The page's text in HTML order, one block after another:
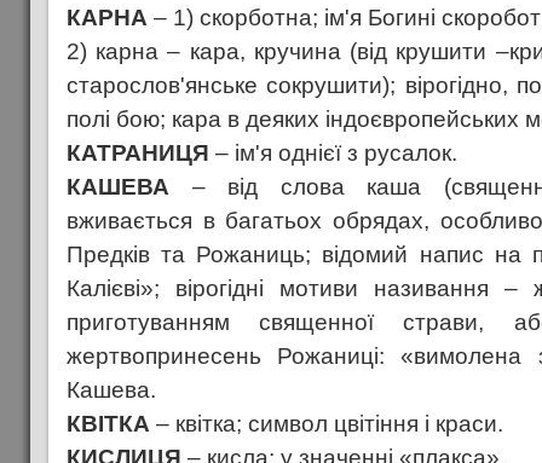
КАРНА – 1) скорботна; ім'я Богині
2) карна – кара, кручина (від крушити
старослов'янське сокрушити); вірогідно,
полі бою; кара в деяких індоєвропейських
КАТРАНИЦЯ – ім'я однієї з русалок.
КАШЕВА – від слова каша
вживається в багатьох обрядах,
Предків та Рожаниць; відомий напис на
Калієві»; вірогідні мотиви називання –
приготуванням священної страви,
жертвопринесень Рожаниці:
Кашева.
КВІТКА – квітка; символ цвітіння і краси.
КИСЛИЦЯ – кисла; у значенні «плакса».